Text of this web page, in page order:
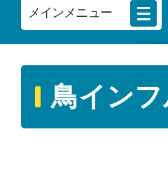
メインメニュー
鳥イン